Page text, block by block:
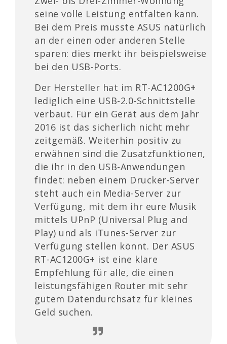
seine volle Leistung entfalten kann.
Bei dem Preis musste ASUS natürlich
an der einen oder anderen Stelle
sparen: dies merkt ihr beispielsweise
bei den USB-Ports.
Der Hersteller hat im RT-AC1200G+
lediglich eine USB-2.0-Schnittstelle
verbaut. Für ein Gerät aus dem Jahr
2016 ist das sicherlich nicht mehr
zeitgemäß. Weiterhin positiv zu
erwähnen sind die Zusatzfunktionen,
die ihr in den USB-Anwendungen
findet: neben einem Drucker-Server
steht auch ein Media-Server zur
Verfügung, mit dem ihr eure Musik
mittels UPnP (Universal Plug and
Play) und als iTunes-Server zur
Verfügung stellen könnt. Der ASUS
RT-AC1200G+ ist eine klare
Empfehlung für alle, die einen
leistungsfähigen Router mit sehr
gutem Datendurchsatz für kleines
Geld suchen.